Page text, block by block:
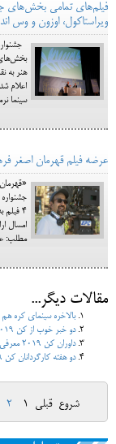
ویراستاکول، اوزون و وس
بخش‌های
هنر به
اعلام
سینما
عرضه فیلم قهرمان اصغر
۴
امسال
مطلب:
مقالات دیگر...
بالاخره سینمای کره
دو خبر خوب از کن 2019: فیلم‌های تارانتینو و کشیشه نیز رسیدند
داوران کن ۲۰۱۹ معرفی شدند، ترکیب جذاب
دو هفته کارگردانان کن 2019 از خالق هالووین تقدیر می‌کند + معرفی 24 فیلم
شروع قبلی 1
2